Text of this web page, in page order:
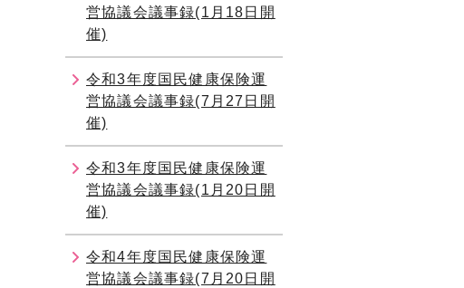
営協議会議事録(1月18日開
催)
令和3年度国民健康保険運
営協議会議事録(7月27日開
催)
令和3年度国民健康保険運
営協議会議事録(1月20日開
催)
令和4年度国民健康保険運
営協議会議事録(7月20日開